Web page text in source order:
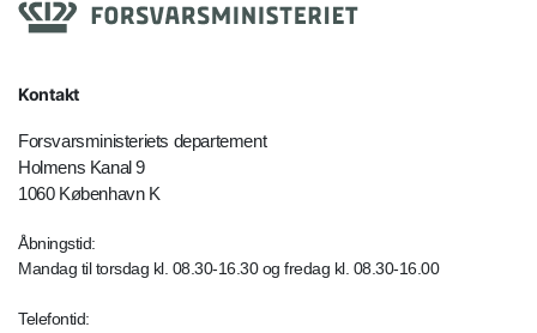
Kontakt
Forsvarsministeriets departement
Holmens Kanal 9
1060 København K
Åbningstid:
Mandag til torsdag kl. 08.30-16.30 og fredag kl. 08.30-16.00
Telefontid: